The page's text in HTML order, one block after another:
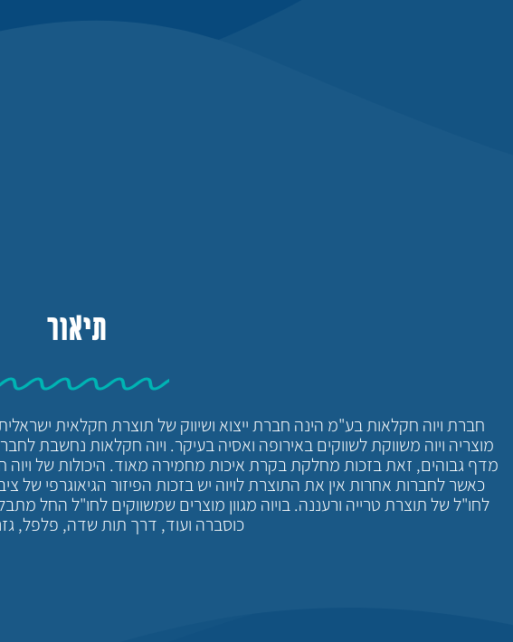
תיאור
חברת ויוה חקלאות בע"מ הינה חברת ייצוא ושיווק של תוצרת חקלאית
מוצריה ויוה משווקת לשווקים באירופה ואסיה בעיקר. ויוה חקלאות נחשבת
מדף גבוהים, זאת בזכות מחלקת בקרת איכות מחמירה מאוד. היכולות של ויוה
כאשר לחברות אחרות אין את התוצרת לויוה יש בזכות הפיזור הגיאוגרפי של
לחו"ל של תוצרת טרייה ורעננה. בויוה מגוון מוצרים שמשווקים לחו"ל החל
כוסברה ועוד, דרך תות שדה, פלפל,